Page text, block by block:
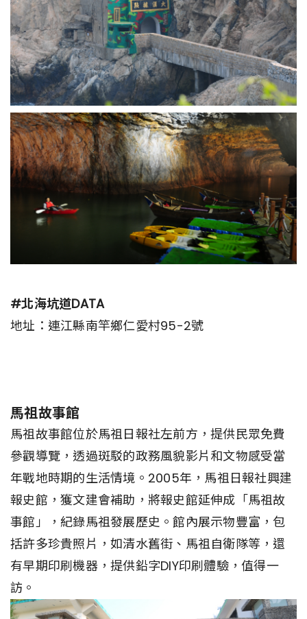
#北海坑道DATA
地址：連江縣南竿鄉仁愛村95-2號
馬祖故事館
馬祖故事館位於馬祖日報社左前方，提供民眾免費
參觀導覽，透過斑駁的政務風貌影片和文物感受當
年戰地時期的生活情境。2005年，馬祖日報社興建
報史館，獲文建會補助，將報史館延伸成「馬祖故
事館」，紀錄馬祖發展歷史。館內展示物豐富，包
括許多珍貴照片，如清水舊街、馬祖自衛隊等，還
有早期印刷機器，提供鉛字DIY印刷體驗，值得一
訪。